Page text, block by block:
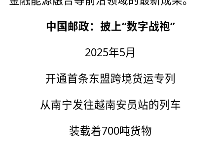
中国邮政：披上“数字战袍”
2025年5月
开通首条东盟跨境货运专列
从南宁发往越南安员站的列车
装载着700吨货物